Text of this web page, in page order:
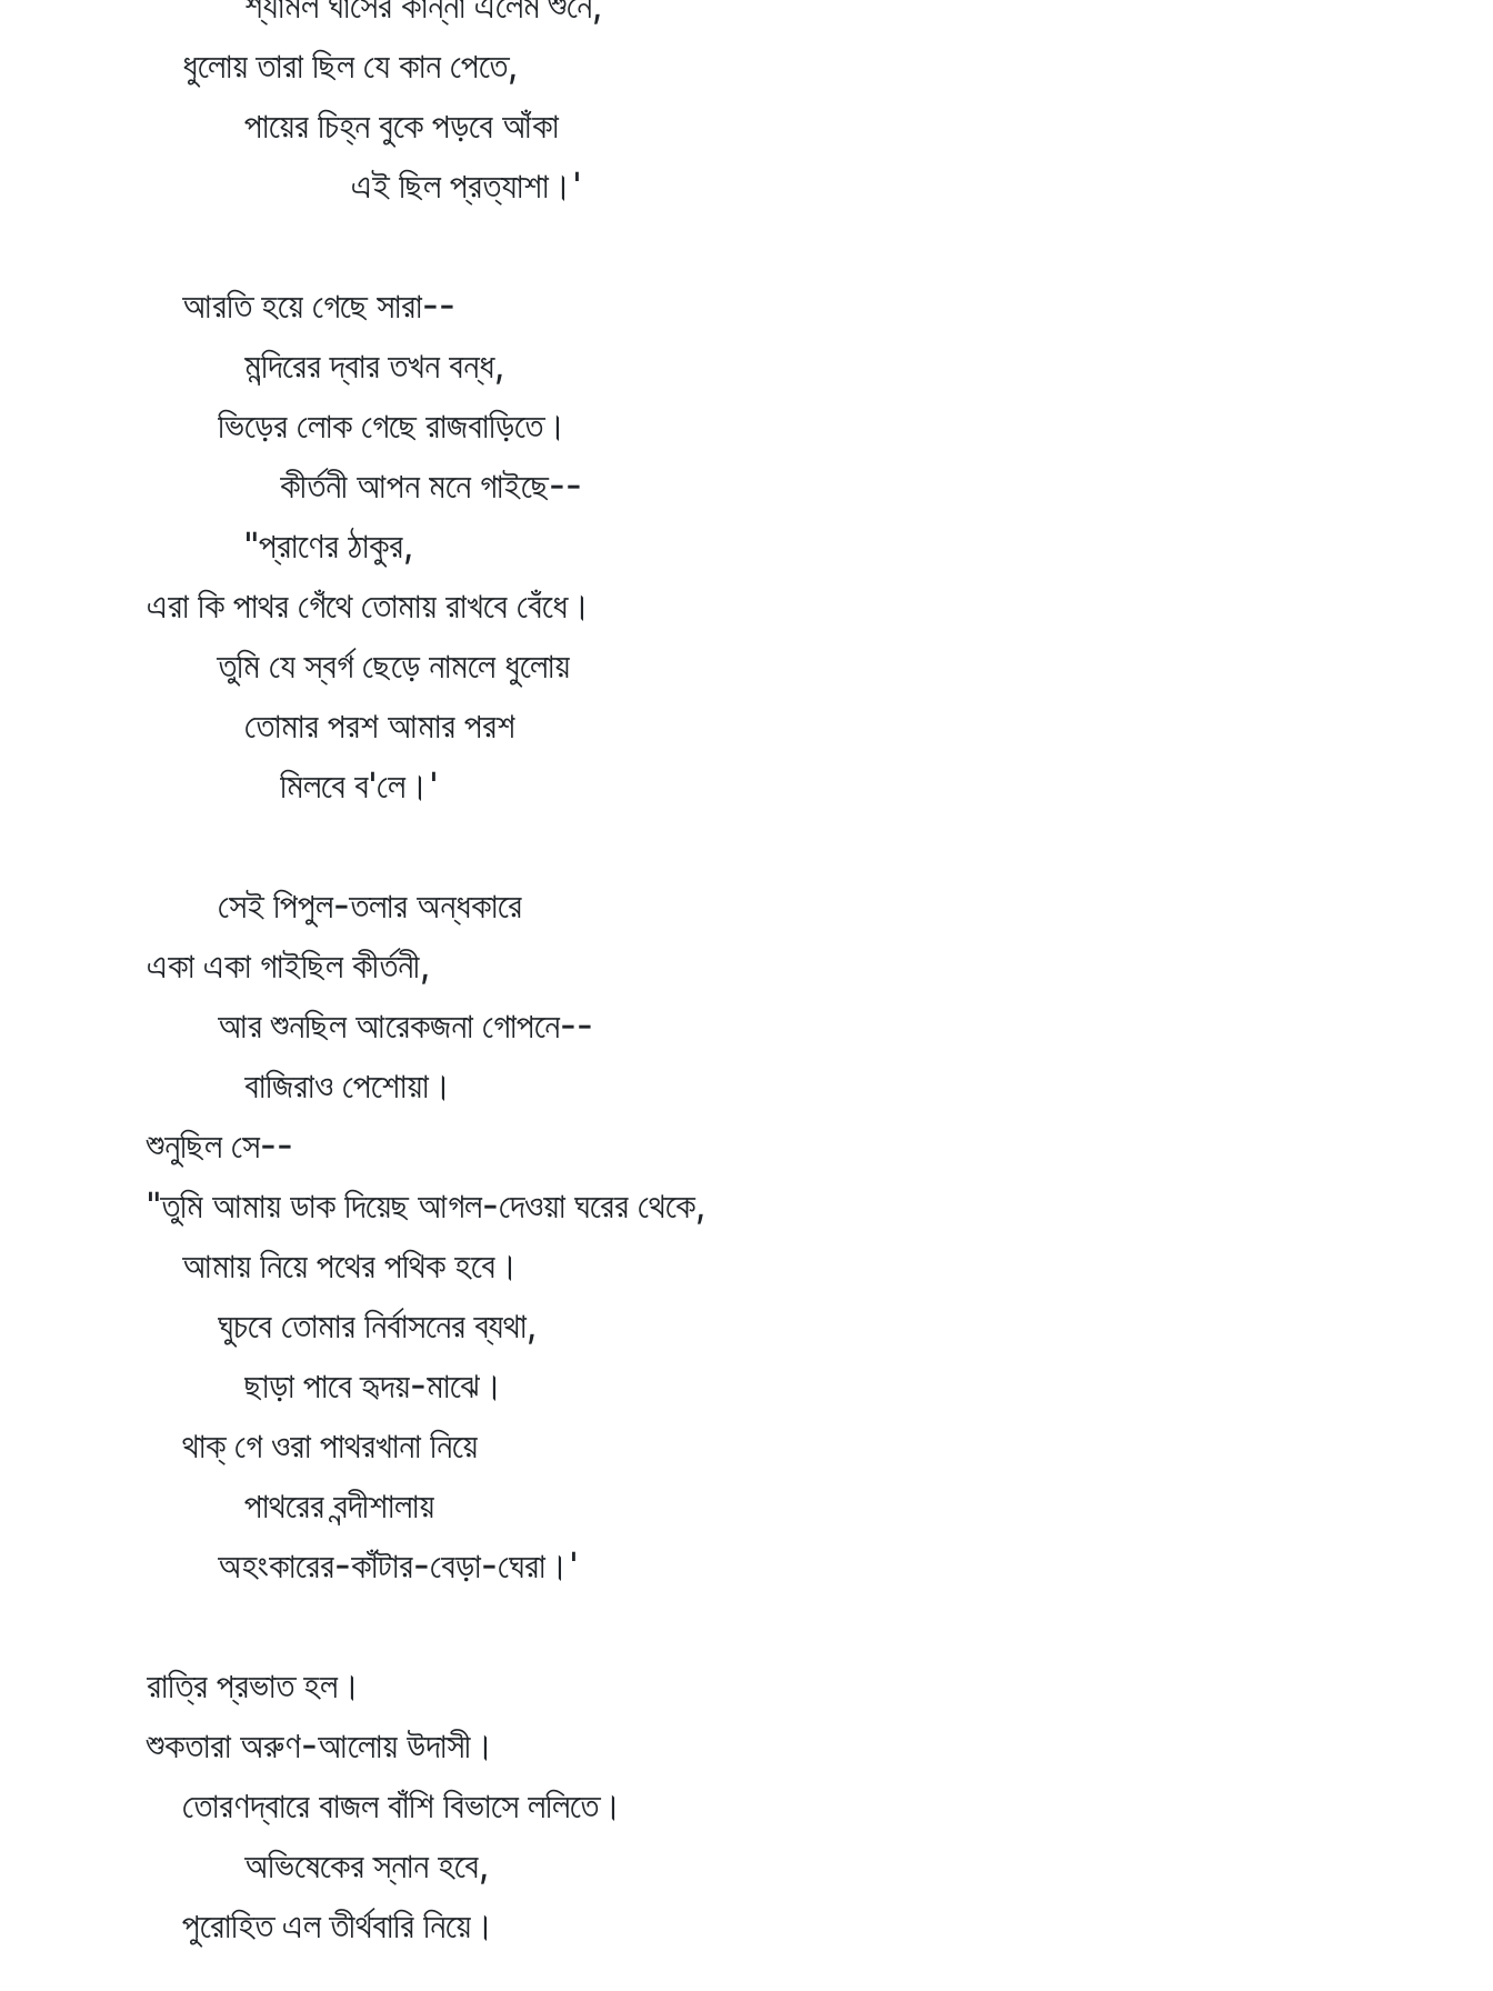
ধুলোয় তারা ছিল যে কান পেতে,
পায়ের চিহ্ন বুকে পড়বে আঁকা
এই ছিল প্রত্যাশা।'
আরতি হয়ে গেছে সারা--
মন্দিরের দ্বার তখন বন্ধ,
ভিড়ের লোক গেছে রাজবাড়িতে।
কীর্তনী আপন মনে গাইছে--
"প্রাণের ঠাকুর,
এরা কি পাথর গেঁথে তোমায় রাখবে বেঁধে।
তুমি যে স্বর্গ ছেড়ে নামলে ধুলোয়
তোমার পরশ আমার পরশ
মিলবে ব'লে।'
সেই পিপুল-তলার অন্ধকারে
একা একা গাইছিল কীর্তনী,
আর শুনছিল আরেকজনা গোপনে--
বাজিরাও পেশোয়া।
শুনুছিল সে--
"তুমি আমায় ডাক দিয়েছ আগল-দেওয়া ঘরের থেকে,
আমায় নিয়ে পথের পথিক হবে।
ঘুচবে তোমার নির্বাসনের ব্যথা,
ছাড়া পাবে হৃদয়-মাঝে।
থাক্‌ গে ওরা পাথরখানা নিয়ে
পাথরের বন্দীশালায়
অহংকারের-কাঁটার-বেড়া-ঘেরা।'
রাত্রি প্রভাত হল।
শুকতারা অরুণ-আলোয় উদাসী।
তোরণদ্বারে বাজল বাঁশি বিভাসে ললিতে।
অভিষেকের স্নান হবে,
পুরোহিত এল তীর্থবারি নিয়ে।